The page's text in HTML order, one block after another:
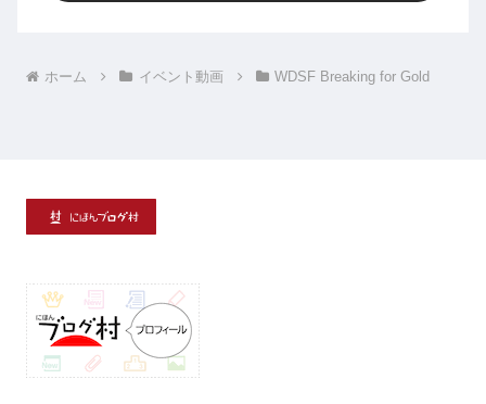
ホーム イベント動画 WDSF Breaking for Gold